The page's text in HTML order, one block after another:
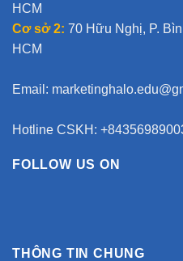
HCM
Cơ sở 2: 70 Hữu Nghị, P.
HCM
Email:
Hotline CSKH:
FOLLOW US ON
THÔNG TIN CHUNG